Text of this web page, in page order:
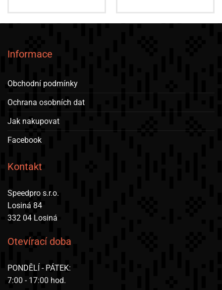
Informace
Obchodní podmínky
Ochrana osobních dat
Jak nakupovat
Facebook
Kontakt
Speedpro s.r.o.
Losiná 84
332 04 Losiná
Otevírací doba
PONDĚLÍ - PÁTEK:
7:00 - 17:00 hod.